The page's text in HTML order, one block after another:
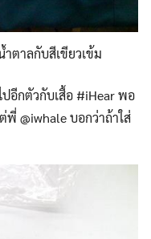
ตาลกับสีเขียวเข้ม
ปอีกตัวกับเสื้อ #iHear พอ
พี่ @iwhale บอกว่าถ้าใส่